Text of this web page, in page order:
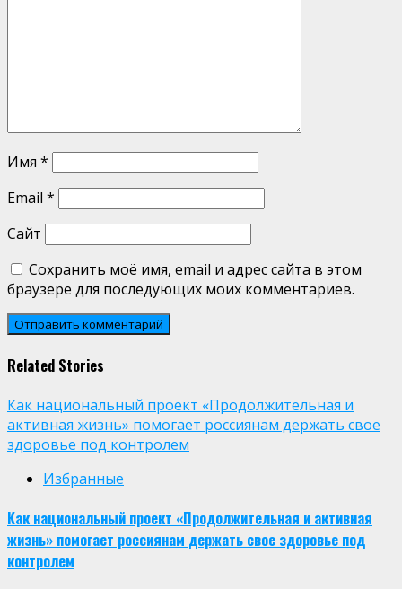
Имя *
Email *
Сайт
Сохранить моё имя, email и адрес сайта в этом
браузере для последующих моих комментариев.
Related Stories
Как национальный проект «Продолжительная и
активная жизнь» помогает россиянам держать свое
здоровье под контролем
Избранные
Как национальный проект «Продолжительная и активная
жизнь» помогает россиянам держать свое здоровье под
контролем